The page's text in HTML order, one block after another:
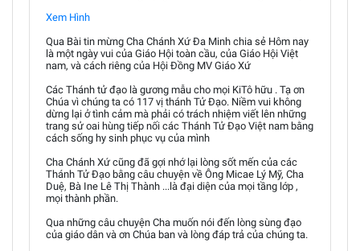
Xem Hình
Qua Bài tin mừng Cha Chánh Xứ Đa Minh chia sẻ Hôm nay
là một ngày vui của Giáo Hội toàn cầu, của Giáo Hội Việt
nam, và cách riêng của Hội Đồng MV Giáo Xứ
Các Thánh tử đạo là gương mẫu cho mọi KiTô hữu . Tạ ơn
Chúa vì chúng ta có 117 vị thánh Tử Đạo. Niềm vui không
dừng lại ở tình cảm mà phải có trách nhiệm viết lên những
trang sử oai hùng tiếp nối các Thánh Tử Đạo Việt nam bằng
cách sống hy sinh phục vụ của mình
Cha Chánh Xứ cũng đã gợi nhớ lại lòng sốt mến của các
Thánh Tử Đạo bằng câu chuyện về Ông Micae Lý Mỹ, Cha
Duệ, Bà Ine Lê Thị Thành ...là đại diện của mọi tầng lớp ,
mọi thành phần.
Qua những câu chuyện Cha muốn nói đến lòng sùng đạo
của giáo dân và ơn Chúa ban và lòng đáp trả của chúng ta.